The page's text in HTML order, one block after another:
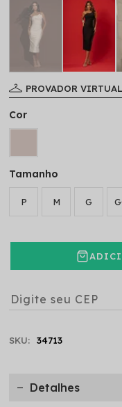
PROVADOR VIRTUAL
Tamanho
P M G
Cor
SKU: 34713
Detalhes